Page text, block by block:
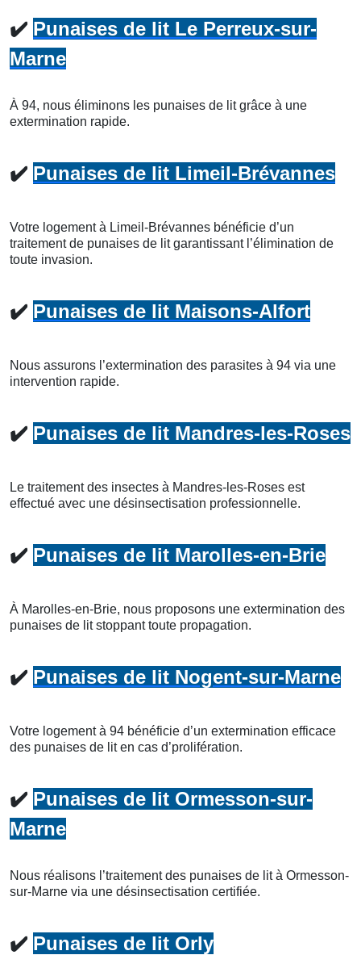
✔️ Punaises de lit Le Perreux-sur-
Marne
À 94, nous éliminons les punaises de lit grâce à une
extermination rapide.
✔️ Punaises de lit Limeil-Brévannes
Votre logement à Limeil-Brévannes bénéficie d’un
traitement de punaises de lit garantissant l’élimination de
toute invasion.
✔️ Punaises de lit Maisons-Alfort
Nous assurons l’extermination des parasites à 94 via une
intervention rapide.
✔️ Punaises de lit Mandres-les-Roses
Le traitement des insectes à Mandres-les-Roses est
effectué avec une désinsectisation professionnelle.
✔️ Punaises de lit Marolles-en-Brie
À Marolles-en-Brie, nous proposons une extermination des
punaises de lit stoppant toute propagation.
✔️ Punaises de lit Nogent-sur-Marne
Votre logement à 94 bénéficie d’un extermination efficace
des punaises de lit en cas d’prolifération.
✔️ Punaises de lit Ormesson-sur-
Marne
Nous réalisons l’traitement des punaises de lit à Ormesson-
sur-Marne via une désinsectisation certifiée.
✔️ Punaises de lit Orly